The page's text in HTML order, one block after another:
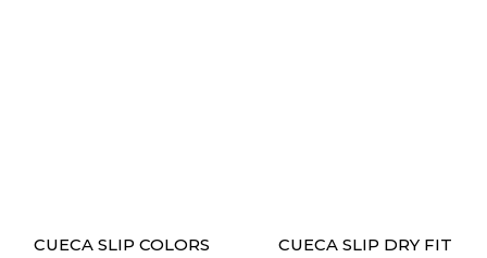
CUECA SLIP COLORS
CUECA SLIP DRY FIT